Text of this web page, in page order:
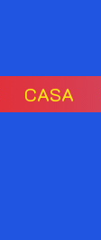
CASA